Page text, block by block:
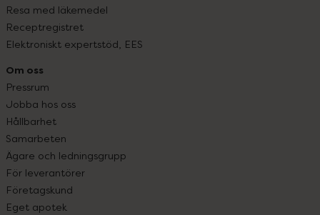
Resa med läkemedel
Receptregistret
Elektroniskt expertstöd, EES
Om oss
Pressrum
Jobba hos oss
Hållbarhet
Samarbeten
Ägare och ledningsgrupp
För leverantörer
Företagskund
Eget apotek